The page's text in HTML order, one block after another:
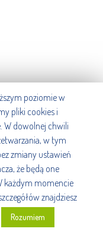
poziomie w
pliki cookies i
W dowolnej chwili
w tym
zmiany ustawień
że będą one
każdym momencie
znajdziesz
Rozumiem